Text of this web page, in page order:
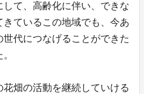
て、高齢化に伴い、できな
ているこの地域でも、今あ
代につなげることができた
畑の活動を継続していける